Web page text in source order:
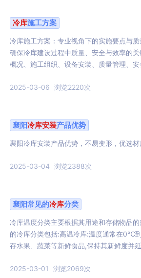
冷库施工方案
冷库施工方案：专业视角下的实施要点与
确保冷库建设过程中质量、安全与效率的
概况、施工组织、设备安装、质量管理、
2025-03-06 浏览2220次
襄阳冷库安装产品优势
襄阳冷库安装产品优势，不易变形，优选
2025-03-04 浏览2388次
襄阳常见的冷库分类
冷库温度分类主要根据其用途和存储物品
的冷库分类包括:高温冷库:温度通常在0℃
存水果、蔬菜等新鲜食品,保持其新鲜度并
2025-03-01 浏览2069次